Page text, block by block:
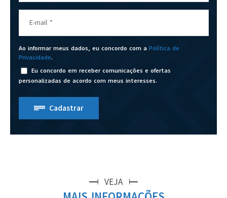
E-mail *
Ao informar meus dados, eu concordo com a Política de
Privacidade.
Eu concordo em receber comunicações e ofertas
personalizadas de acordo com meus interesses.
Cadastrar
VEJA